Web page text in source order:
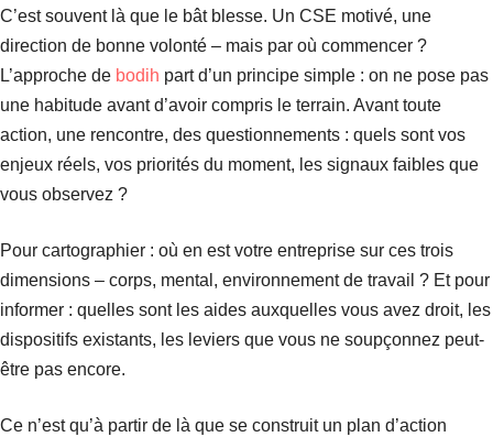
C’est souvent là que le bât blesse. Un CSE motivé, une
direction de bonne volonté – mais par où commencer ?
L’approche de bodih part d’un principe simple : on ne pose pas
une habitude avant d’avoir compris le terrain. Avant toute
action, une rencontre, des questionnements : quels sont vos
enjeux réels, vos priorités du moment, les signaux faibles que
vous observez ?
Pour cartographier : où en est votre entreprise sur ces trois
dimensions – corps, mental, environnement de travail ? Et pour
informer : quelles sont les aides auxquelles vous avez droit, les
dispositifs existants, les leviers que vous ne soupçonnez peut-
être pas encore.
Ce n’est qu’à partir de là que se construit un plan d’action